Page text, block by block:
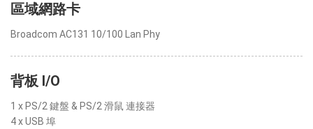
區域網路卡
Broadcom AC131 10/100 Lan Phy
背板 I/O
1 x PS/2 鍵盤 & PS/2 滑鼠 連接器
4 x USB 埠